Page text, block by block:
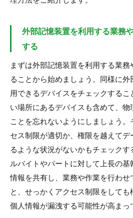
外部記憶装置を利用する業務
する
まずは外部記憶装置を利用する業
ることから始めましょう。同様に
用できるデバイスをチェックする
い場所にあるデバイスも含めて、物
ことを忘れないようにしましょう
セス制限が適切か、権限を越えて
るような状況がないかもチェック
ルバイトやパートに対して上長の
情報を共有し、業務や作業を行わ
と、せっかくアクセス制限をして
個人情報が漏洩する可能性が高まっ